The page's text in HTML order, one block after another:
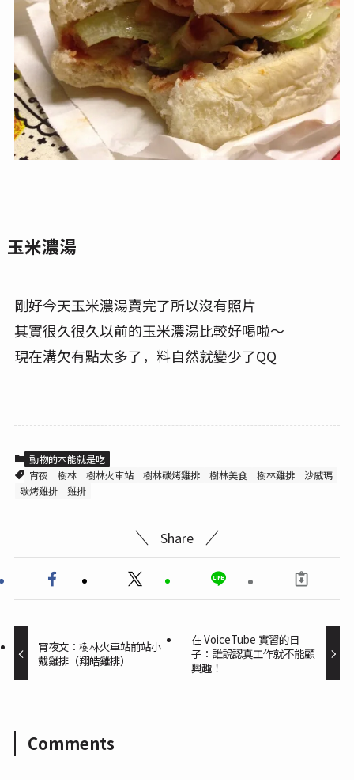
玉米濃湯
剛好今天玉米濃湯賣完了所以沒有照片
其實很久很久以前的玉米濃湯比較好喝啦～
現在溝欠有點太多了，料自然就變少了QQ
動物的本能就是吃
宵夜
樹林 樹林火車站 樹林碳烤雞排 樹林美食 樹林雞排
沙威瑪
碳烤雞排
雞排
Share
宵夜文：樹林火車站前站小
戴雞排（翔皓雞排）
在 VoiceTube 實習的日
子：誰說認真工作就不能顧
興趣！
Comments